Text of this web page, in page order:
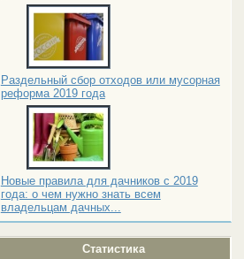
Раздельный сбор отходов или мусорная
реформа 2019 года
Новые правила для дачников с 2019
года: о чем нужно знать всем
владельцам дачных...
Статистика